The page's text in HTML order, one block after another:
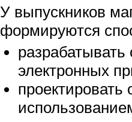
У выпускников
формируются
электронных
проектировать